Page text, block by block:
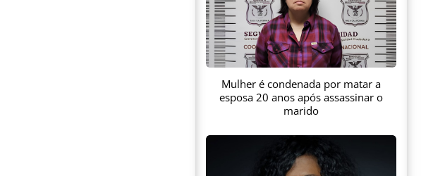
Mulher é condenada por matar a
esposa 20 anos após assassinar o
marido